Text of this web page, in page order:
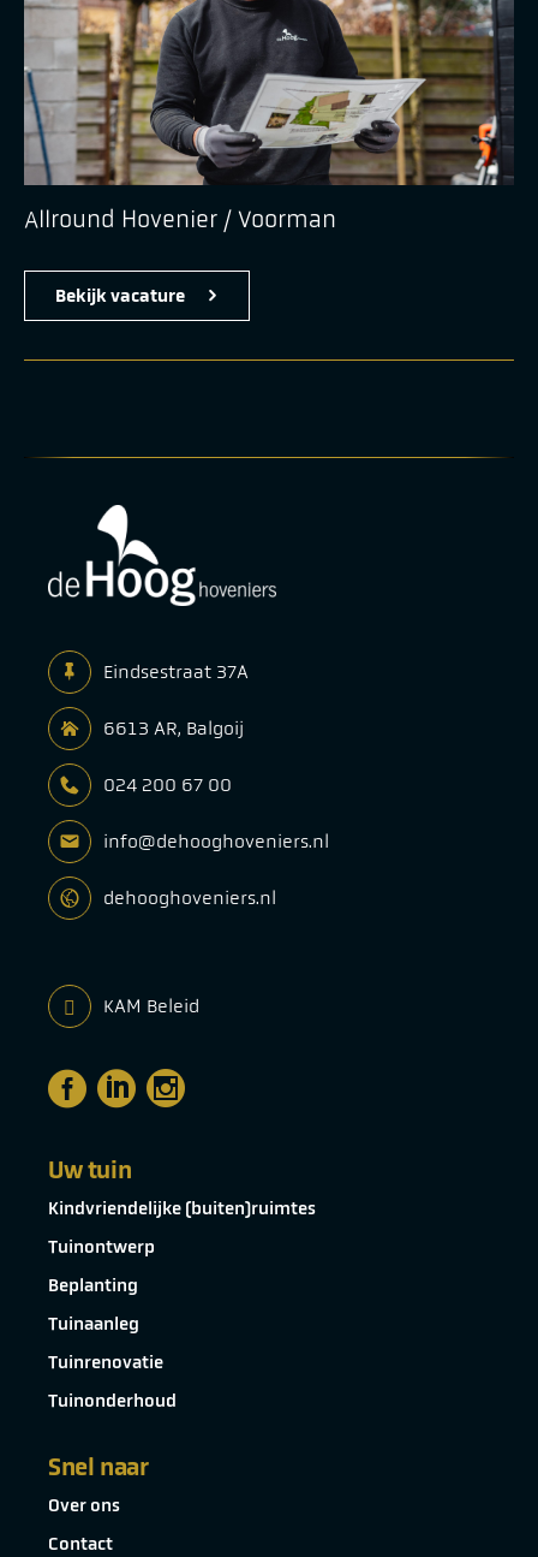
Allround Hovenier / Voorman
Bekijk vacature
Eindsestraat 37A
6613 AR, Balgoij
024 200 67 00
info@dehooghoveniers.nl
dehooghoveniers.nl
KAM Beleid
Uw tuin
Kindvriendelijke (buiten)ruimtes
Tuinontwerp
Beplanting
Tuinaanleg
Tuinrenovatie
Tuinonderhoud
Snel naar
Over ons
Contact